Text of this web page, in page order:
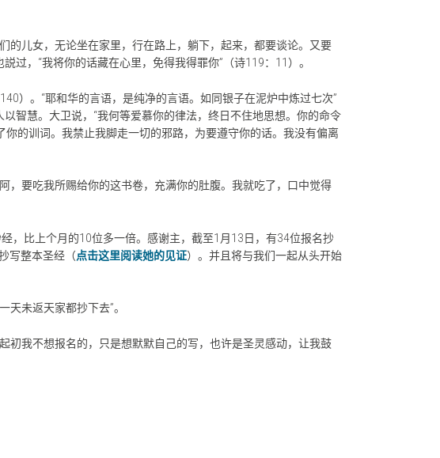
的儿女，无论坐在家里，行在路上，躺下，起来，都要谈论。又要
过，“我将你的话藏在心里，免得我得罪你”（诗119：11）。
）。“耶和华的言语，是纯净的言语。如同银子在泥炉中炼过七次”
智慧。大卫说，“我何等爱慕你的律法，终日不住地思想。你的命令
的训词。我禁止我脚走一切的邪路，为要遵守你的话。我没有偏离
，要吃我所赐给你的这书卷，充满你的肚腹。我就吃了，口中觉得
，比上个月的10位多一倍。感谢主，截至1月13日，有34位报名抄
写整本圣经（点击这里阅读她的见证）。并且将与我们一起从头开始
未返天家都抄下去”。
初我不想报名的，只是想默默自己的写，也许是圣灵感动，让我鼓